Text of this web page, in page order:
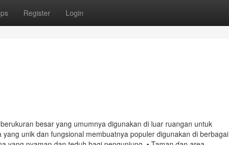
Register Login
besar yang umumnya digunakan di luar ruangan untuk
unik dan fungsional membuatnya populer digunakan di berbagai